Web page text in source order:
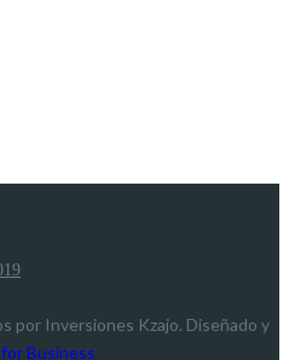
por Inversiones Kzajo. Diseñado y
Business